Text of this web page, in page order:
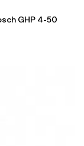
GHP 4-50